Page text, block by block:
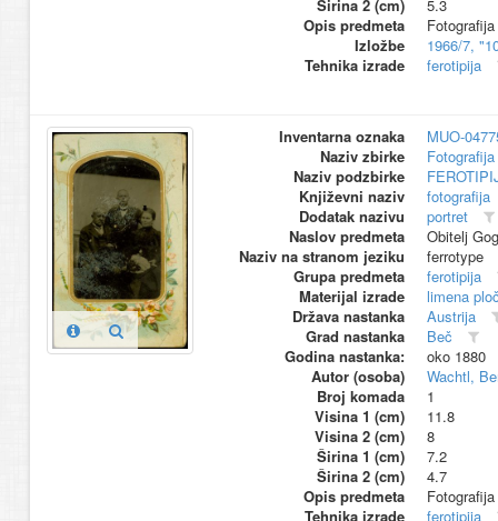
Širina 2 (cm)
5.3
Opis predmeta
Izložbe
1966/7,
Tehnika izrade
ferotipija
Inventarna oznaka
MUO-
Naziv zbirke
Naziv podzbirke
Književni naziv
fotografija
Dodatak nazivu
portret
Naslov predmeta
Obitelj
Naziv na stranom jeziku
ferrotype
Grupa predmeta
ferotipija
Materijal izrade
limena
Država nastanka
Austrija
Grad nastanka
Beč
Godina nastanka:
oko 1880
Autor (osoba)
Wachtl,
Broj komada
1
Visina 1 (cm)
11.8
Visina 2 (cm)
8
Širina 1 (cm)
7.2
Širina 2 (cm)
4.7
Opis predmeta
Tehnika izrade
ferotipija